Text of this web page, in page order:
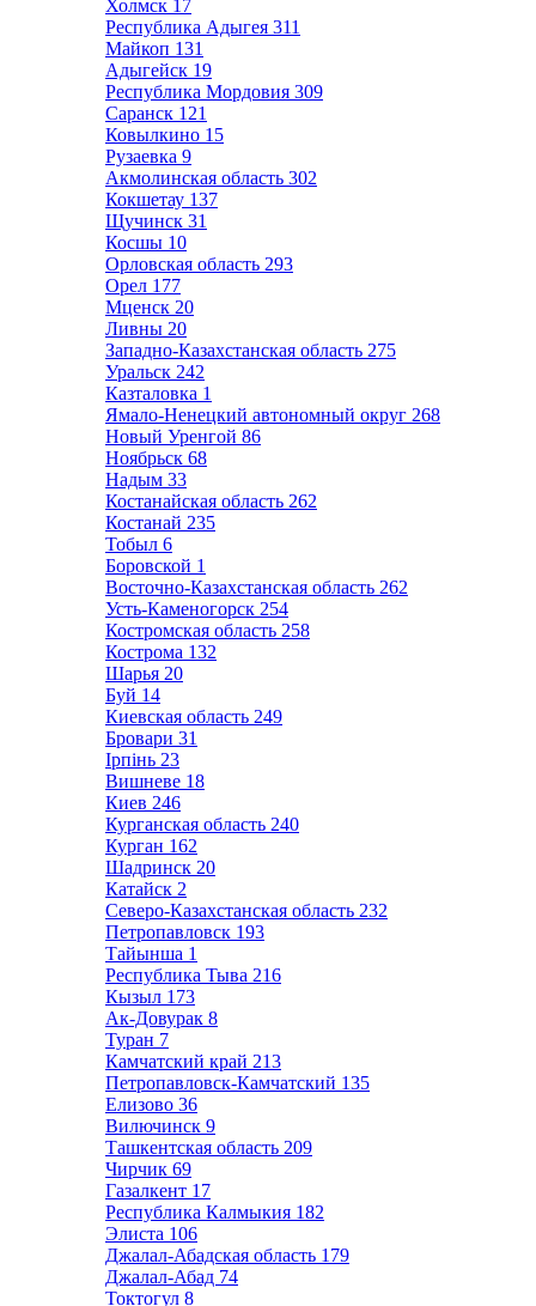
Холмск 17
Республика Адыгея 311
Майкоп 131
Адыгейск 19
Республика Мордовия 309
Саранск 121
Ковылкино 15
Рузаевка 9
Акмолинская область 302
Кокшетау 137
Щучинск 31
Косшы 10
Орловская область 293
Орел 177
Мценск 20
Ливны 20
Западно-Казахстанская область 275
Уральск 242
Казталовка 1
Ямало-Ненецкий автономный округ 268
Новый Уренгой 86
Ноябрьск 68
Надым 33
Костанайская область 262
Костанай 235
Тобыл 6
Боровской 1
Восточно-Казахстанская область 262
Усть-Каменогорск 254
Костромская область 258
Кострома 132
Шарья 20
Буй 14
Киевская область 249
Бровари 31
Ірпінь 23
Вишневе 18
Киев 246
Курганская область 240
Курган 162
Шадринск 20
Катайск 2
Северо-Казахстанская область 232
Петропавловск 193
Тайынша 1
Республика Тыва 216
Кызыл 173
Ак-Довурак 8
Туран 7
Камчатский край 213
Петропавловск-Камчатский 135
Елизово 36
Вилючинск 9
Ташкентская область 209
Чирчик 69
Газалкент 17
Республика Калмыкия 182
Элиста 106
Джалал-Абадская область 179
Джалал-Абад 74
Токтогул 8